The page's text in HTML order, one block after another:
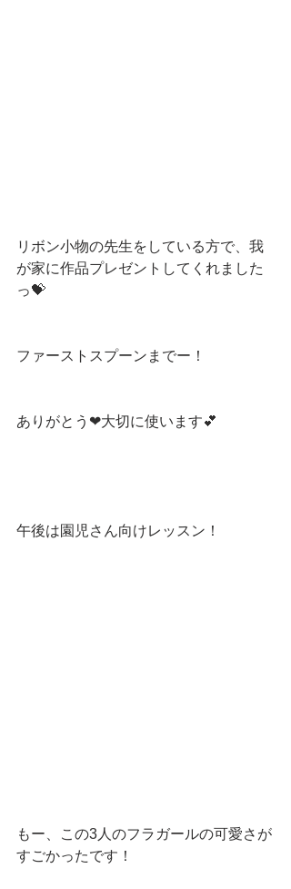
リボン小物の先生をしている方で、我
が家に作品プレゼントしてくれました
っ💝
ファーストスプーンまでー！
ありがとう❤大切に使います💕
午後は園児さん向けレッスン！
もー、この3人のフラガールの可愛さが
すごかったです！